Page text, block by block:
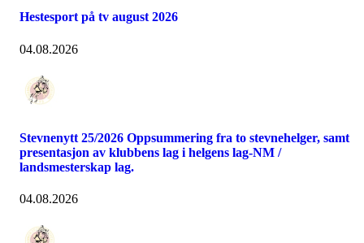
Hestesport på tv august 2026
04.08.2026
Stevnenytt 25/2026 Oppsummering fra to stevnehelger, samt
presentasjon av klubbens lag i helgens lag-NM /
landsmesterskap lag.
04.08.2026